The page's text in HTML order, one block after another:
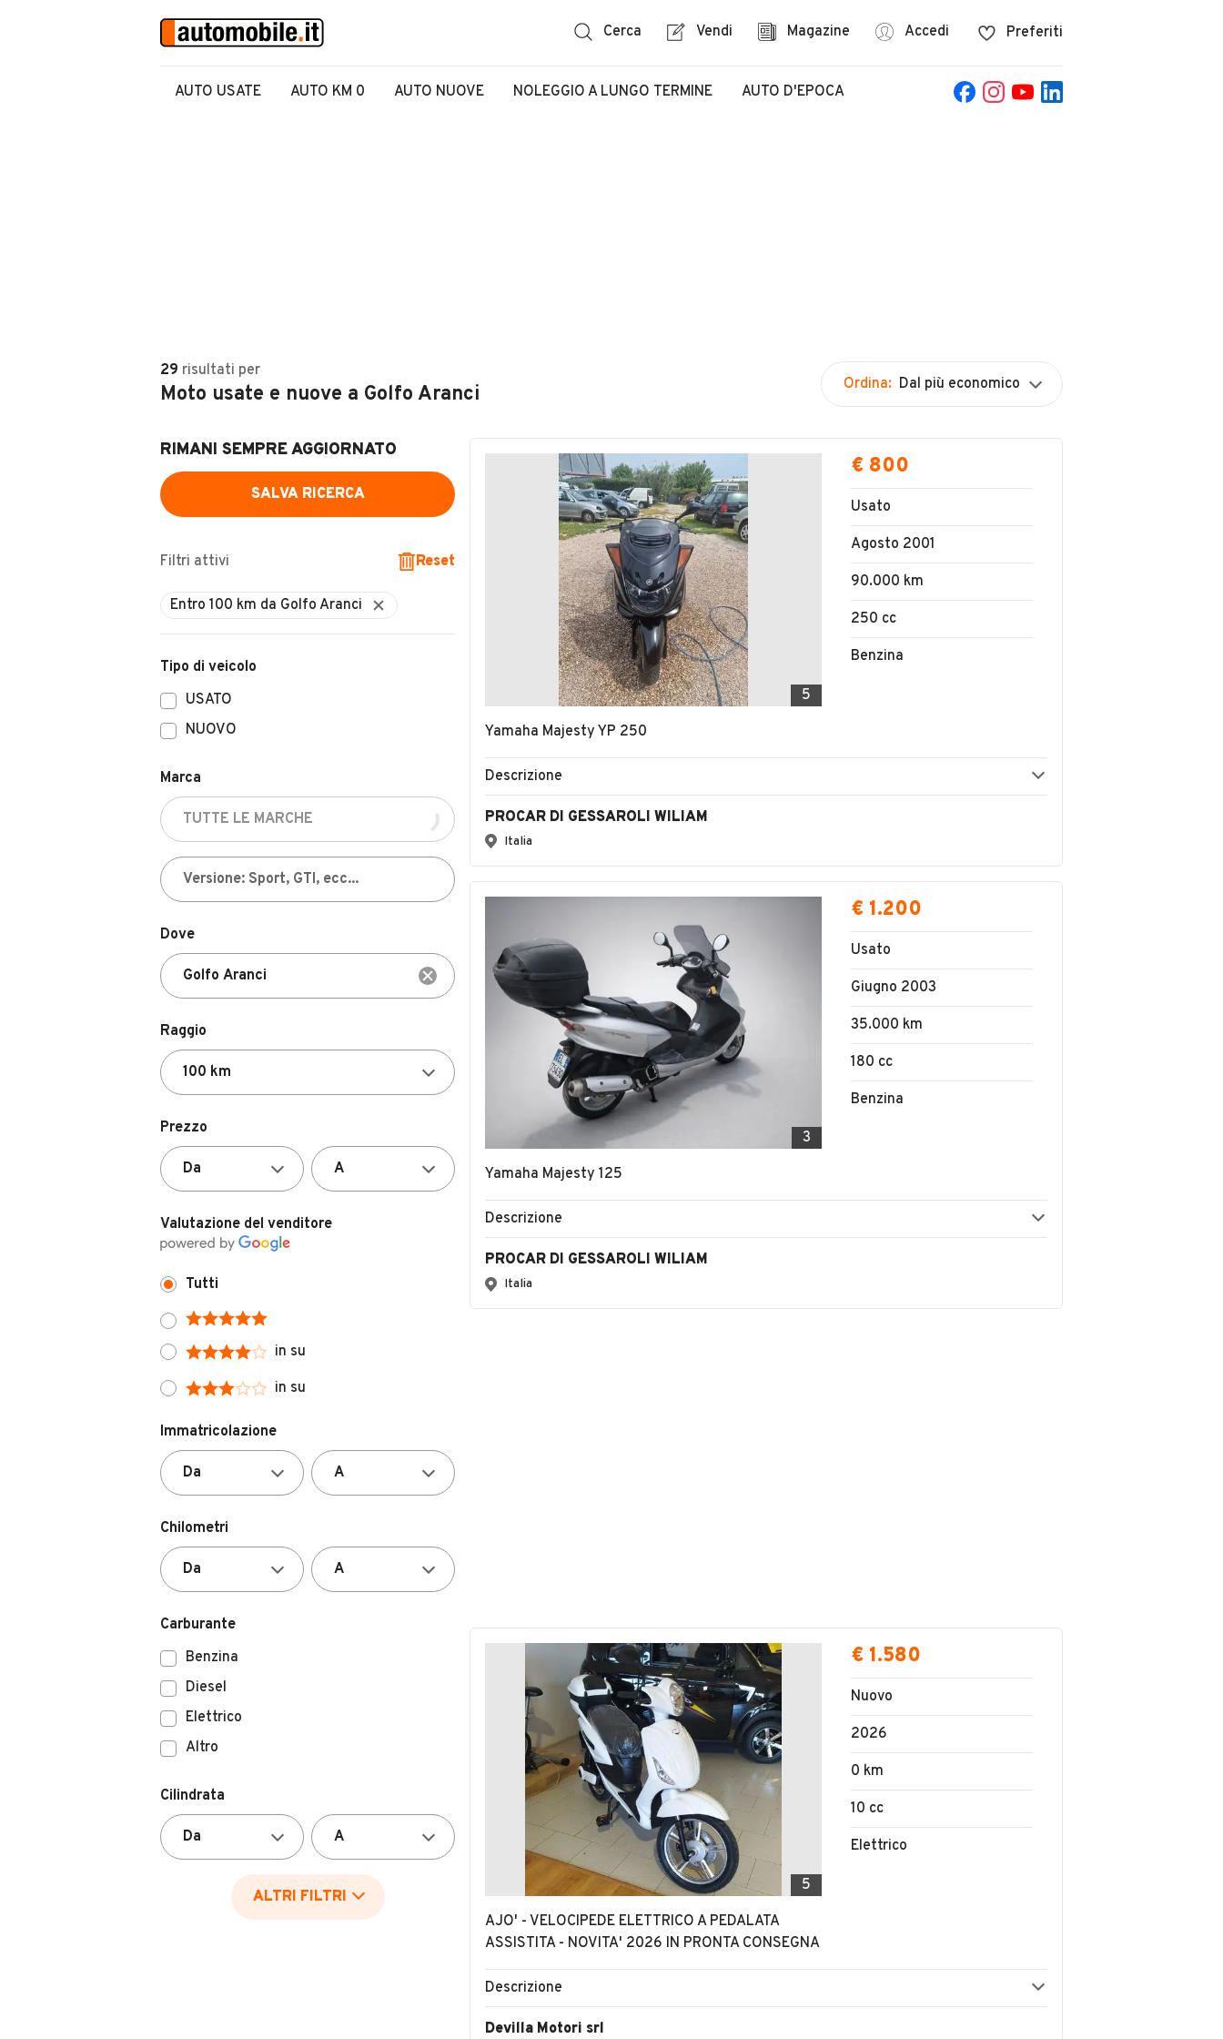
Cerca Vendi Magazine Accedi Preferiti
AUTO USATE AUTO KM 0 AUTO NUOVE NOLEGGIO A LUNGO TERMINE AUTO D'EPOCA
29 risultati per
Moto usate e nuove a Golfo Aranci Ordina: Dal più economico
RIMANI SEMPRE AGGIORNATO
SALVA RICERCA
Filtri attivi Reset
Tipo di veicolo
USATO
NUOVO
Marca
Dove
Raggio
Prezzo
Valutazione del venditore
Tutti
in su
in su
Immatricolazione
Chilometri
Carburante
Benzina
Diesel
Elettrico
Altro
Cilindrata
ALTRI FILTRI
5
Yamaha Majesty YP 250
€ 800
Usato
Agosto 2001
90.000 km
250 cc
Benzina
Descrizione
PROCAR DI GESSAROLI WILIAM
Italia
3
Yamaha Majesty 125
€ 1.200
Usato
Giugno 2003
35.000 km
180 cc
Benzina
Descrizione
PROCAR DI GESSAROLI WILIAM
Italia
5
AJO' - VELOCIPEDE ELETTRICO A PEDALATA
ASSISTITA - NOVITA' 2026 IN PRONTA CONSEGNA
€ 1.580
Nuovo
2026
0 km
10 cc
Elettrico
Descrizione
Devilla Motori srl